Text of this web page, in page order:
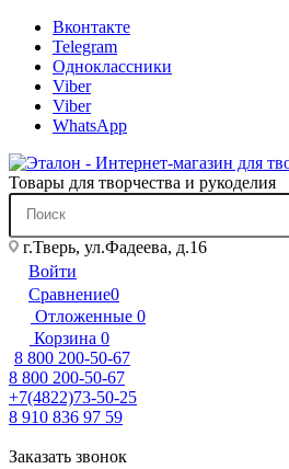
Вконтакте
Telegram
Одноклассники
Viber
Viber
WhatsApp
Товары для творчества и рукоделия
г.Тверь, ул.Фадеева, д.16
Войти
Сравнение0
Отложенные 0
Корзина 0
8 800 200-50-67
8 800 200-50-67
+7(4822)73-50-25
8 910 836 97 59
Заказать звонок